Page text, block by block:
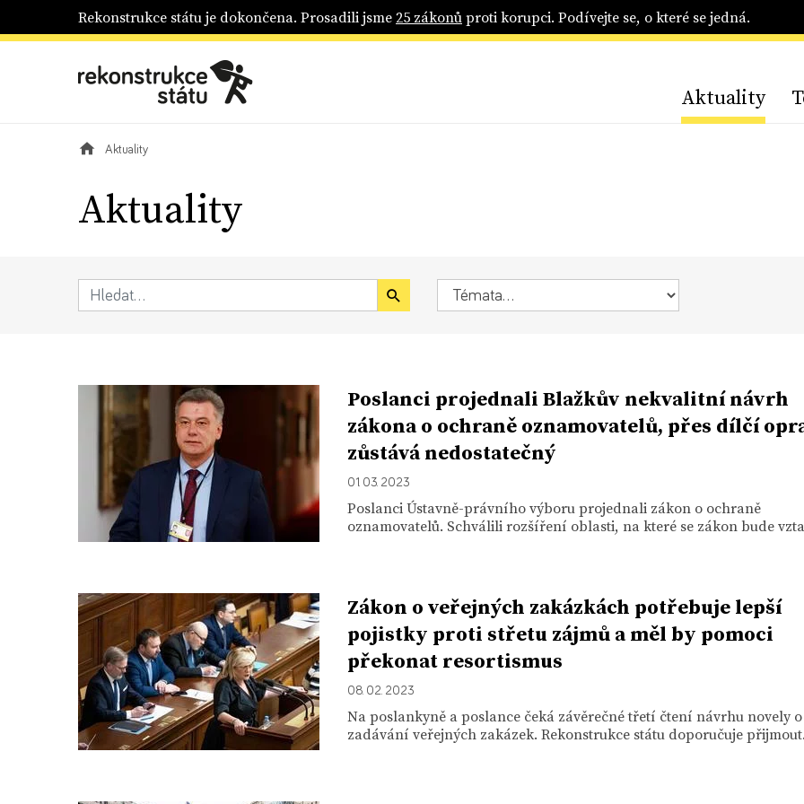
Rekonstrukce státu je dokončena. Prosadili jsme25 zákonůproti korupci. Podívejte se, o které se jedná.
Aktuality
Aktuality
Aktuality
Poslanci projednali Blažkův nekvalitní návrh
zákona o ochraně oznamovatelů, přes dílčí
zůstává nedostatečný
01. 03. 2023
Poslanci Ústavně-právního výboru projednali zákon o ochraně
oznamovatelů. Schválili rozšíření oblasti, na které se zákon bude
Zákon o veřejných zakázkách potřebuje lepší
pojistky proti střetu zájmů a měl by pomoci
překonat resortismus
08. 02. 2023
Na poslankyně a poslance čeká závěrečné třetí čtení návrhu novely o
zadávání veřejných zakázek. Rekonstrukce státu doporučuje